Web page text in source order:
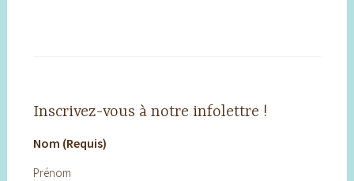
Inscrivez-vous à notre infolettre !
Nom (Requis)
Prénom